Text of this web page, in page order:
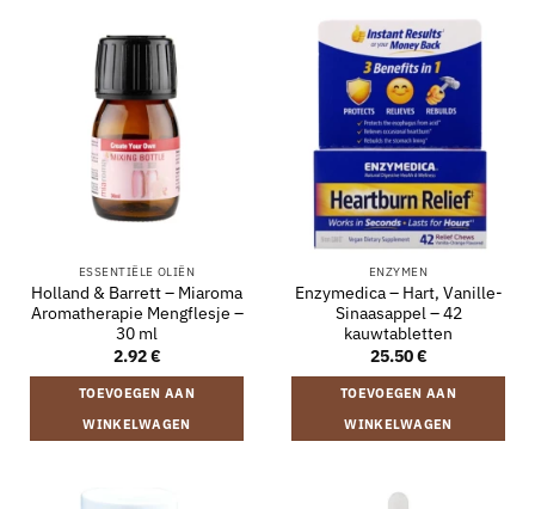
ESSENTIËLE OLIËN
Holland & Barrett – Miaroma
Aromatherapie Mengflesje –
30 ml
2.92€
TOEVOEGEN AAN
WINKELWAGEN
ENZYMEN
Enzymedica – Hart, Vanille-
Sinaasappel – 42
kauwtabletten
25.50€
TOEVOEGEN AAN
WINKELWAGEN